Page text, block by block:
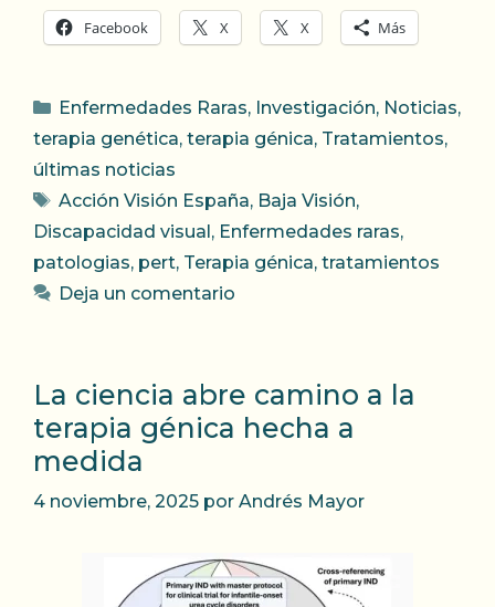
Facebook X X Más
Categorías
Enfermedades Raras, Investigación, Noticias,
terapia genética, terapia génica, Tratamientos,
últimas noticias
Etiquetas
Acción Visión España, Baja Visión,
Discapacidad visual , Enfermedades raras,
patologias, pert, Terapia génica, tratamientos
Deja un comentario
La ciencia abre camino a la
terapia génica hecha a
medida
4 noviembre, 2025 por Andrés Mayor